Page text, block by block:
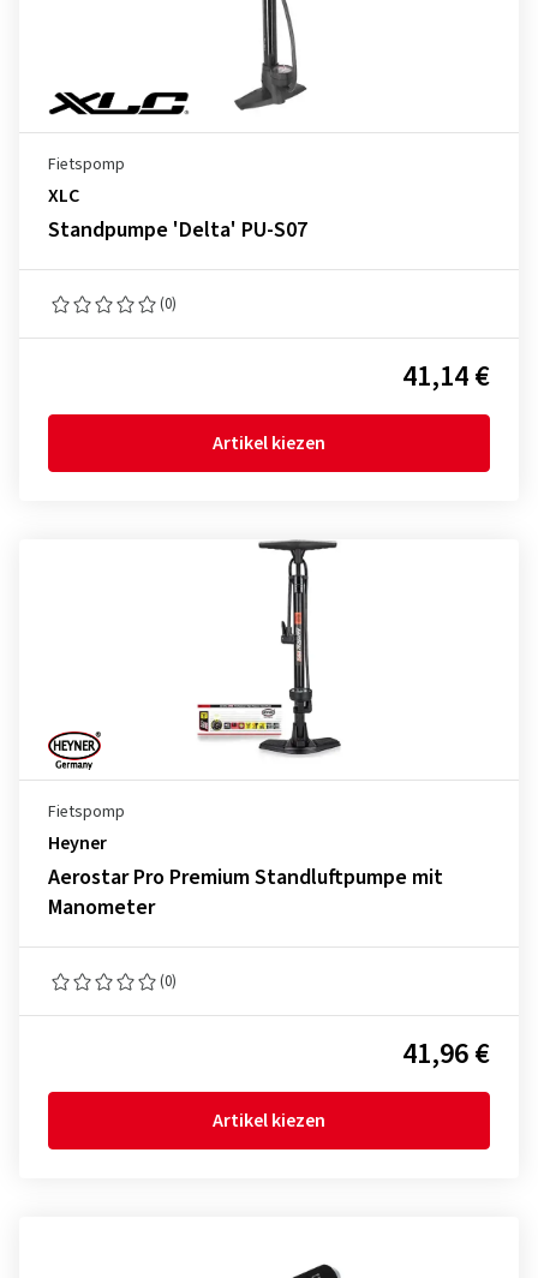
Fietspomp
XLC
Standpumpe 'Delta' PU-S07
(0)
41,14 €
Artikel kiezen
Fietspomp
Heyner
Aerostar Pro Premium Standluftpumpe mit
Manometer
(0)
41,96 €
Artikel kiezen